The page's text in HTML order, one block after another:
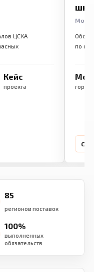
ЦСКА
Кейс
проекта
по
город
85
регионов поставок
100%
выполненных
обязательств